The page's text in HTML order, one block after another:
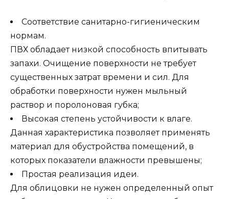
Соответствие санитарно-гигиеническим
нормам.
ПВХ обладает низкой способность впитывать
запахи. Очищение поверхности не требует
существенных затрат времени и сил. Для
обработки поверхности нужен мыльный
раствор и поролоновая губка;
Высокая степень устойчивости к влаге.
Данная характеристика позволяет применять
материал для обустройства помещений, в
которых показатели влажности превышены;
Простая реализация идеи.
Для облицовки не нужен определенный опыт